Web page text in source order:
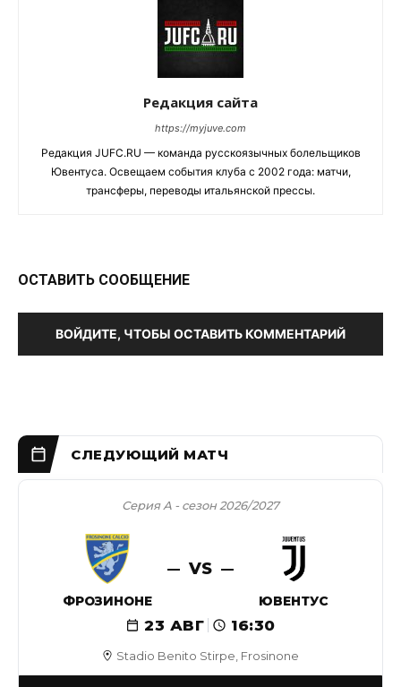
Редакция сайта
https://myjuve.com
Редакция JUFC.RU — команда русскоязычных болельщиков
Ювентуса. Освещаем события клуба с 2002 года: матчи,
трансферы, переводы итальянской прессы.
ОСТАВИТЬ СООБЩЕНИЕ
ВОЙДИТЕ, ЧТОБЫ ОСТАВИТЬ КОММЕНТАРИЙ
Stadio Benito Stirpe, Frosinone
Серия А - сезон 2026/2027
ФРОЗИНОНЕ
VS
ЮВЕНТУС
23 АВГ 16:30